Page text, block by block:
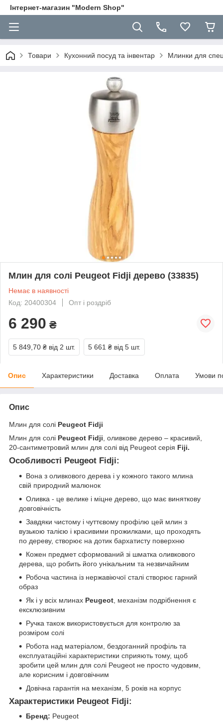
Інтернет-магазин "Modern Shop"
Товари Кухонний посуд та інвентар Млинки для
Млин для солі Peugeot Fidji дерево (33835)
Немає в наявності
Код: 20400304
Опт і роздріб
6 290 ₴
5 849,70 ₴ від 2 шт. 5 661 ₴ від 5 шт.
Опис Характеристики Доставка Оплата Умови
Опис
Млин для солі Peugeot Fidji
Млин для солі Peugeot Fidji , оливкове дерево – красивий,
20-сантиметровий млин для солі від Peugeot серія Fiji.
Особливості Peugeot Fidji:
Вона з оливкового дерева і у кожного такого млина
свій природний малюнок
Оливка - це велике і міцне дерево, що має виняткову
довговічність
Завдяки чистому і чуттєвому профілю цей млин з
вузькою талією і красивими прожилками, що проходять
по дереву, створює на дотик бархатисту поверхню
Кожен предмет сформований зі шматка оливкового
дерева, що робить його унікальним та незвичайним
Робоча частина із нержавіючої сталі створює гарний
образ
Як і у всіх млинах Peugeot , механізм подрібнення є
ексклюзивним
Ручка також використовується для контролю за
розміром солі
Робота над матеріалом, бездоганний профіль та
експлуатаційні характеристики сприяють тому, щоб
зробити цей млин для солі Peugeot не просто чудовим,
але корисним і довговічним
Довічна гарантія на механізм, 5 років на корпус
Характеристики Peugeot Fidji:
Бренд: Peugeot